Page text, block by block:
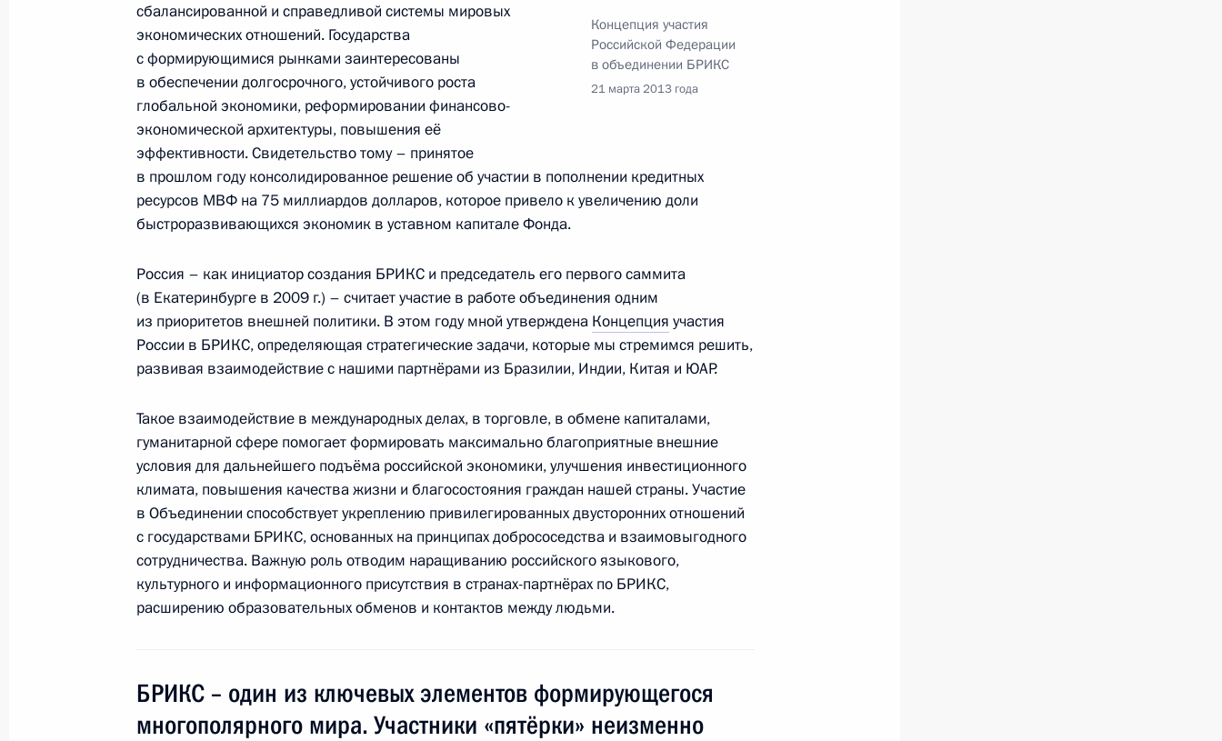
29 марта 2013 года, пятница
Конференция Общероссийского народного фронта
29 марта 2013 года, 12:30 Ростов-на-Дону
28 марта 2013 года, четверг
Встреча с Уполномоченным по правам человека в России
28 марта 2013 года, 19:45 Сочи
Рабочая встреча с губернатором Свердловской области
28 марта 2013 года, 19:00
3
Встреча с руководством Международного бюро выставок
28 марта 2013 года, 17:30 Сочи
3
27 марта 2013 года, 23:00 Дурбан
Концепция участия
Российской Федерации
в объединении БРИКС
21 марта 2013 года
сбалансированной и справедливой системы мировых
экономических отношений. Государства
с формирующимися рынками заинтересованы
в обеспечении долгосрочного, устойчивого роста
глобальной экономики, реформировании финансово-
экономической архитектуры, повышения её
эффективности. Свидетельство тому – принятое
в прошлом году консолидированное решение об участии в пополнении кредитных
ресурсов МВФ на 75 миллиардов долларов, которое привело к увеличению доли
быстроразвивающихся экономик в уставном капитале Фонда.
Россия – как инициатор создания БРИКС и председатель его первого саммита
(в Екатеринбурге в 2009 г.) – считает участие в работе объединения одним
из приоритетов внешней политики. В этом году мной утверждена Концепция участия
России в БРИКС, определяющая стратегические задачи, которые мы стремимся решить,
развивая взаимодействие с нашими партнёрами из Бразилии, Индии, Китая и ЮАР.
Такое взаимодействие в международных делах, в торговле, в обмене капиталами,
гуманитарной сфере помогает формировать максимально благоприятные внешние
условия для дальнейшего подъёма российской экономики, улучшения инвестиционного
климата, повышения качества жизни и благосостояния граждан нашей страны. Участие
в Объединении способствует укреплению привилегированных двусторонних отношений
с государствами БРИКС, основанных на принципах добрососедства и взаимовыгодного
сотрудничества. Важную роль отводим наращиванию российского языкового,
культурного и информационного присутствия в странах-партнёрах по БРИКС,
расширению образовательных обменов и контактов между людьми.
БРИКС – один из ключевых элементов формирующегося
многополярного мира. Участники «пятёрки» неизменно